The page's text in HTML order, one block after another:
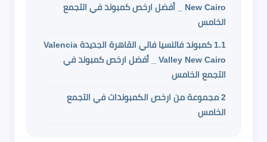
New Cairo _ أفضل ارخص كمبوند في التجمع
الخامس
1.1
كمبوند فالنسيا فالي القاهرة الجديدة Valencia
Valley New Cairo _ أفضل ارخص كمبوند في
التجمع الخامس
2 مجموعة من ارخص الكمبوندات في التجمع
الخامس